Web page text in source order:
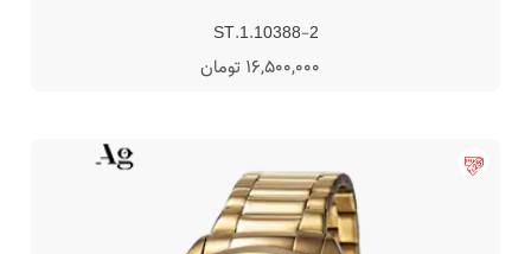
ST.1.10388-2
16,500,000 تومان